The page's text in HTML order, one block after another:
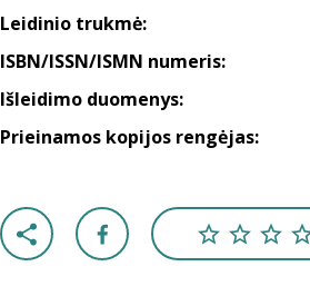
Leidinio trukmė:
ISBN/ISSN/ISMN numeris:
Išleidimo duomenys:
Prieinamos kopijos rengėjas: